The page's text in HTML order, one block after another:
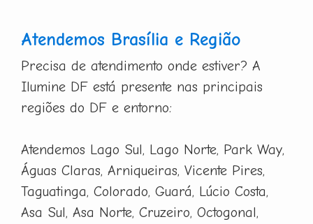
Atendemos Brasília e Região
Precisa de atendimento onde estiver? A
Ilumine DF está presente nas principais
regiões do DF e entorno:
Atendemos Lago Sul, Lago Norte, Park Way,
Águas Claras, Arniqueiras, Vicente Pires,
Taguatinga, Colorado, Guará, Lúcio Costa,
Asa Sul, Asa Norte, Cruzeiro, Octogonal,